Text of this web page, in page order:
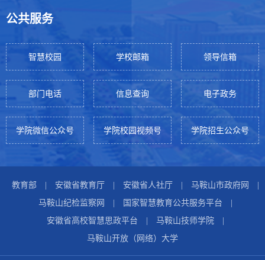
公共服务
智慧校园 学校邮箱 领导信箱
部门电话 信息查询 电子政务
学院微信公众号 学院校园视频号 学院招生公众号
教育部 安徽省教育厅 安徽省人社厅 马鞍山市政府网
马鞍山纪检监察网
国家智慧教育公共服务平台
安徽省高校智慧思政平台
马鞍山技师学院
马鞍山开放（网络）大学